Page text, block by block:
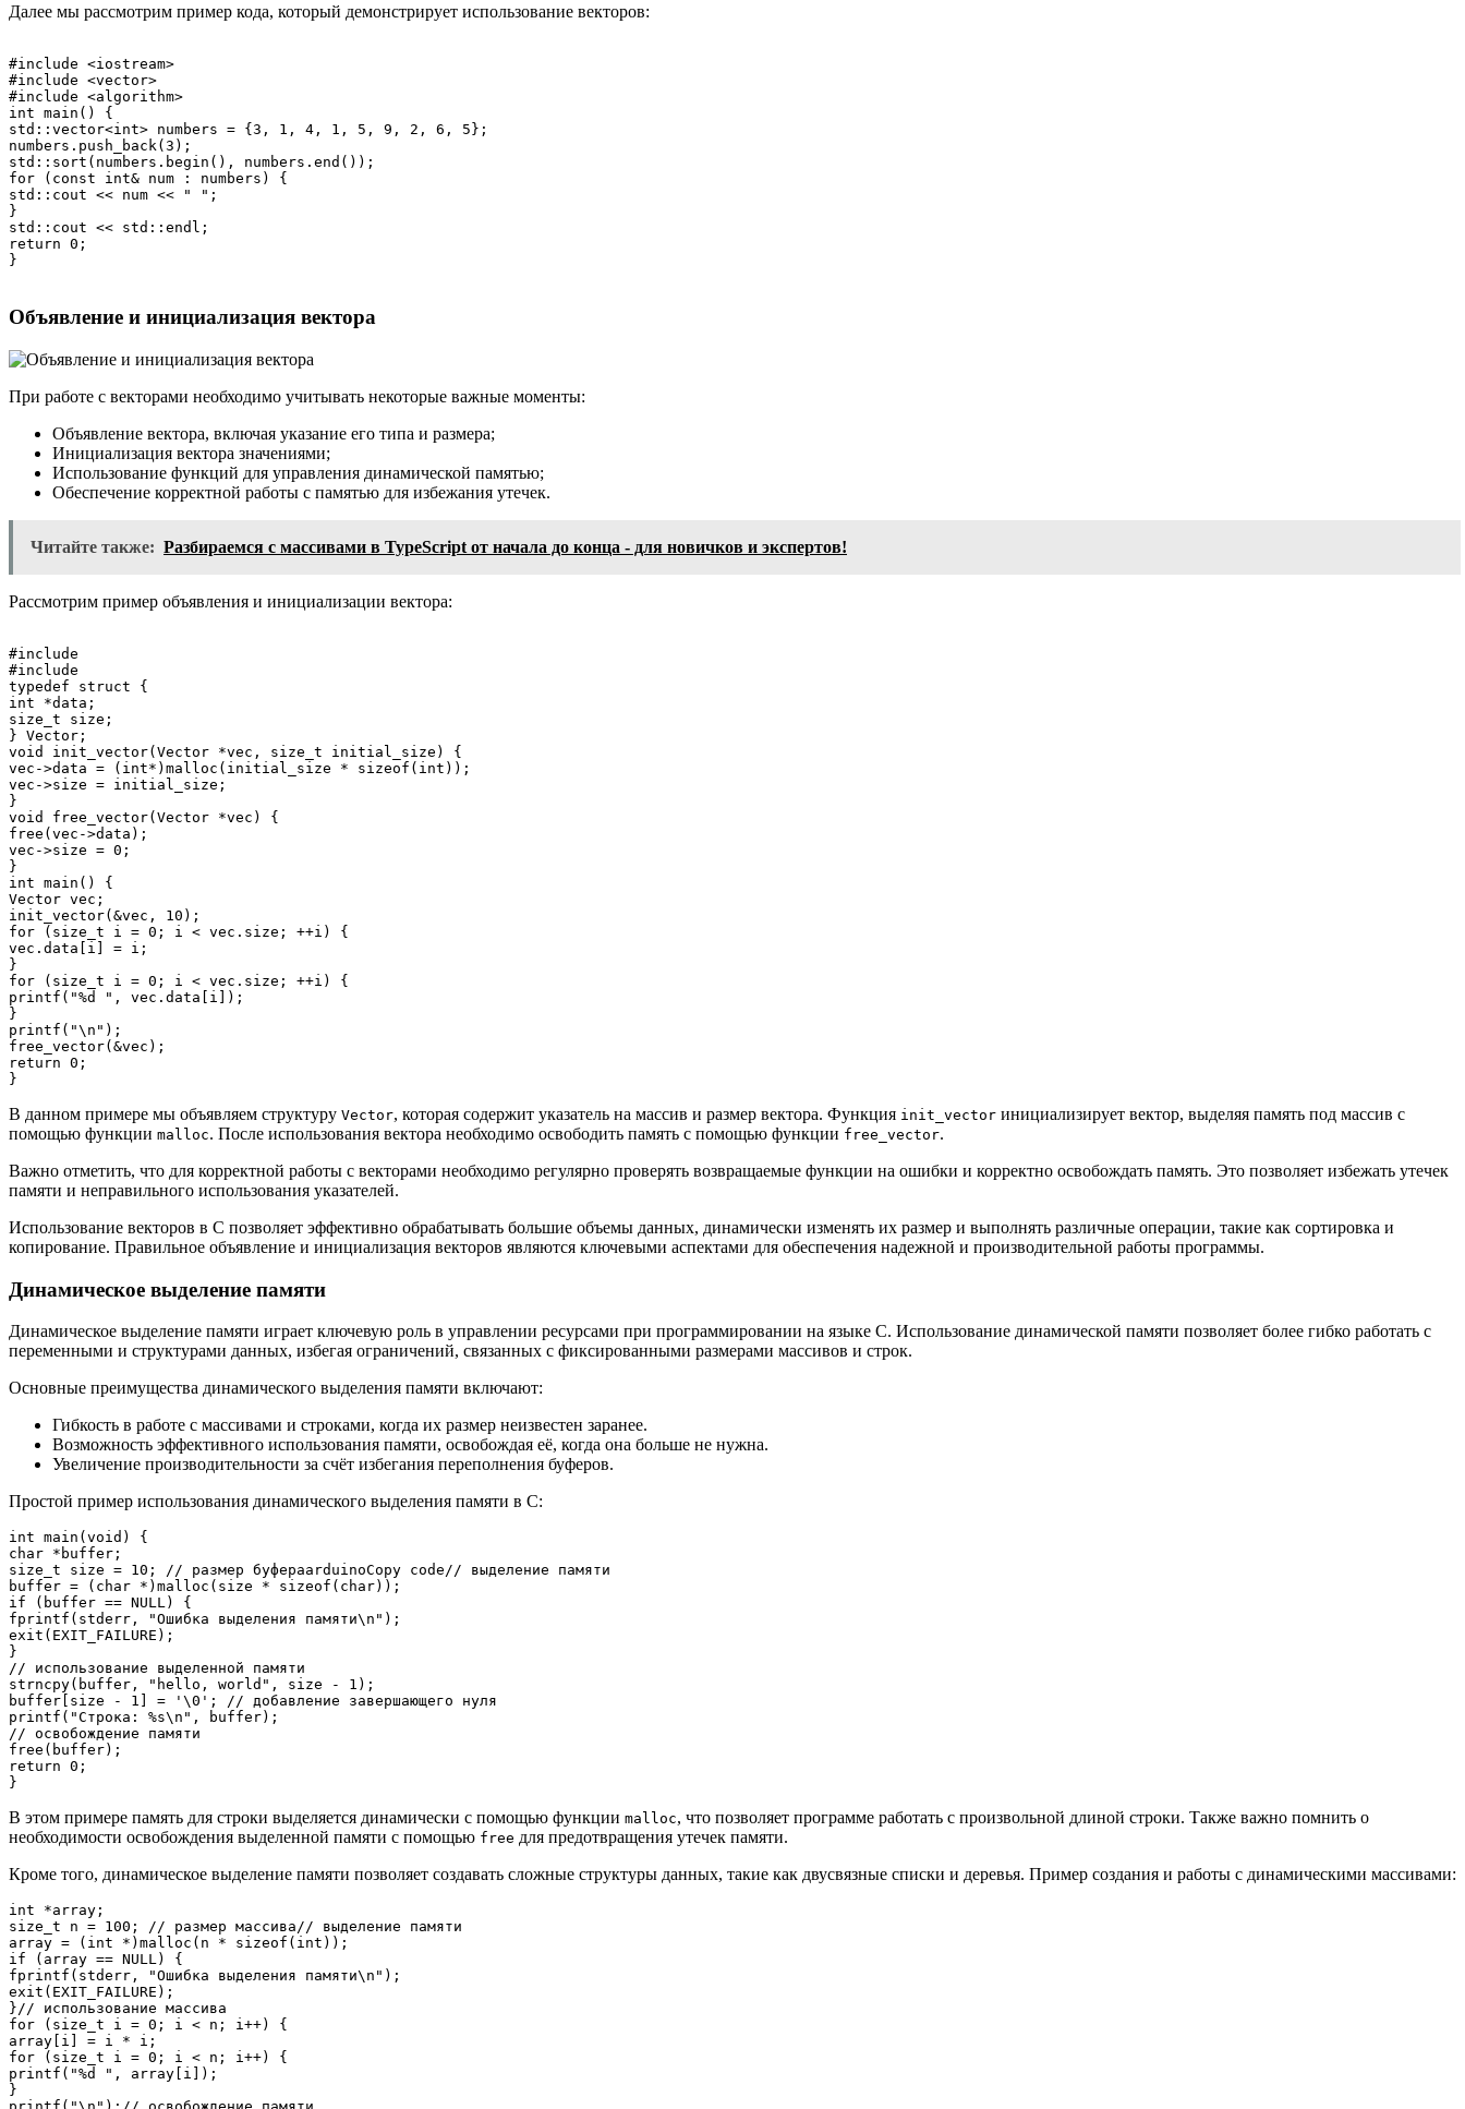
Далее мы рассмотрим пример кода, который демонстрирует использование векторов:
#include <iostream>
#include <vector>
#include <algorithm>
int main() {
std::vector<int> numbers = {3, 1, 4, 1, 5, 9, 2, 6, 5};
numbers.push_back(3);
std::sort(numbers.begin(), numbers.end());
for (const int& num : numbers) {
std::cout << num << " ";
}
std::cout << std::endl;
return 0;
Объявление и инициализация вектора
При работе с векторами необходимо учитывать некоторые важные моменты:
Объявление вектора, включая указание его типа и размера;
Инициализация вектора значениями;
Использование функций для управления динамической памятью;
Обеспечение корректной работы с памятью для избежания утечек.
Читайте также: Разбираемся с массивами в TypeScript от начала до конца - для новичков и экспертов!
Рассмотрим пример объявления и инициализации вектора:
#include
#include
typedef struct {
int *data;
size_t size;
} Vector;
void init_vector(Vector *vec, size_t initial_size) {
vec->data = (int*)malloc(initial_size * sizeof(int));
vec->size = initial_size;
}
void free_vector(Vector *vec) {
free(vec->data);
vec->size = 0;
}
int main() {
Vector vec;
init_vector(&vec, 10);
for (size_t i = 0; i < vec.size; ++i) {
vec.data[i] = i;
}
for (size_t i = 0; i < vec.size; ++i) {
printf("%d ", vec.data[i]);
}
printf("\n");
free_vector(&vec);
return 0;
В данном примере мы объявляем структуру Vector, которая содержит указатель на массив и размер вектора. Функция init_vector инициализирует вектор, выделяя память под массив с
помощью функции malloc. После использования вектора необходимо освободить память с помощью функции free_vector.
Важно отметить, что для корректной работы с векторами необходимо регулярно проверять возвращаемые функции на ошибки и корректно освобождать память. Это позволяет избежать утечек
памяти и неправильного использования указателей.
Использование векторов в C позволяет эффективно обрабатывать большие объемы данных, динамически изменять их размер и выполнять различные операции, такие как сортировка и
копирование. Правильное объявление и инициализация векторов являются ключевыми аспектами для обеспечения надежной и производительной работы программы.
Динамическое выделение памяти
Динамическое выделение памяти играет ключевую роль в управлении ресурсами при программировании на языке C. Использование динамической памяти позволяет более гибко работать с
переменными и структурами данных, избегая ограничений, связанных с фиксированными размерами массивов и строк.
Основные преимущества динамического выделения памяти включают:
Гибкость в работе с массивами и строками, когда их размер неизвестен заранее.
Возможность эффективного использования памяти, освобождая её, когда она больше не нужна.
Увеличение производительности за счёт избегания переполнения буферов.
Простой пример использования динамического выделения памяти в C:
int main(void) {
char *buffer;
size_t size = 10; // размер буфераarduinoCopy code// выделение памяти
buffer = (char *)malloc(size * sizeof(char));
if (buffer == NULL) {
fprintf(stderr, "Ошибка выделения памяти\n");
exit(EXIT_FAILURE);
}
// использование выделенной памяти
strncpy(buffer, "hello, world", size - 1);
buffer[size - 1] = '\0'; // добавление завершающего нуля
printf("Строка: %s\n", buffer);
// освобождение памяти
free(buffer);
return 0;
}
В этом примере память для строки выделяется динамически с помощью функции malloc, что позволяет программе работать с произвольной длиной строки. Также важно помнить о
необходимости освобождения выделенной памяти с помощью free для предотвращения утечек памяти.
Кроме того, динамическое выделение памяти позволяет создавать сложные структуры данных, такие как двусвязные списки и деревья. Пример создания и работы с динамическими массивами:
int *array;
size_t n = 100; // размер массива// выделение памяти
array = (int *)malloc(n * sizeof(int));
if (array == NULL) {
fprintf(stderr, "Ошибка выделения памяти\n");
exit(EXIT_FAILURE);
}// использование массива
for (size_t i = 0; i < n; i++) {
array[i] = i * i;
for (size_t i = 0; i < n; i++) {
printf("%d ", array[i]);
}